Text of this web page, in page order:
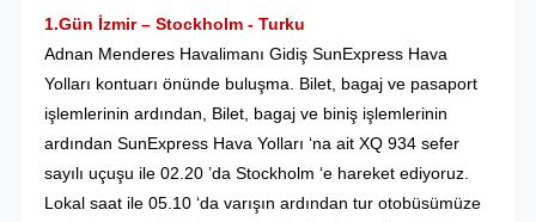
1.Gün İzmir – Stockholm - Turku
Adnan Menderes Havalimanı Gidiş SunExpress Hava
Yolları kontuarı önünde buluşma. Bilet, bagaj ve pasaport
işlemlerinin ardından, Bilet, bagaj ve biniş işlemlerinin
ardından SunExpress Hava Yolları ‘na ait XQ 934 sefer
sayılı uçuşu ile 02.20 ’da Stockholm ‘e hareket ediyoruz.
Lokal saat ile 05.10 ‘da varışın ardından tur otobüsümüze